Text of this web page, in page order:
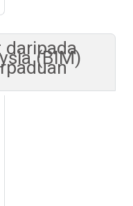
daripada
(BIM)